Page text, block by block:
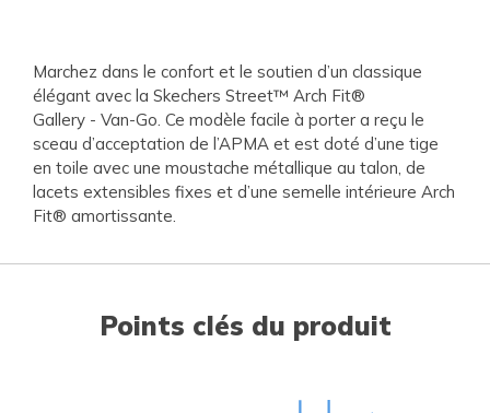
Marchez dans le confort et le soutien d’un classique
élégant avec la Skechers Street™ Arch Fit®
Gallery - Van-Go. Ce modèle facile à porter a reçu le
sceau d’acceptation de l’APMA et est doté d’une tige
en toile avec une moustache métallique au talon, de
lacets extensibles fixes et d’une semelle intérieure Arch
Fit® amortissante.
Points clés du produit